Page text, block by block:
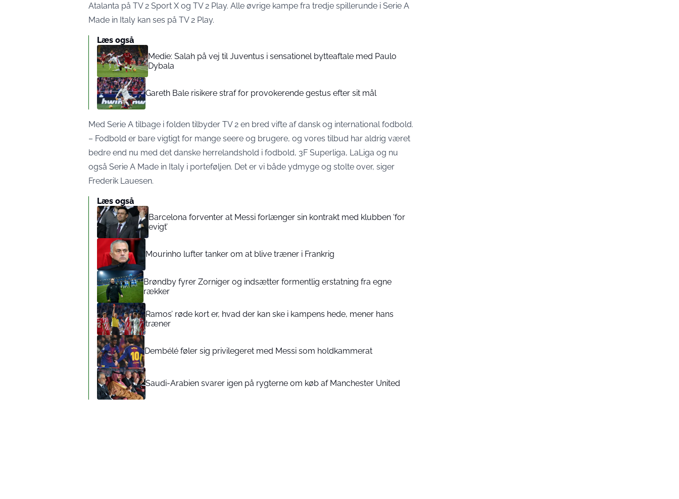
Atalanta på TV 2 Sport X og TV 2 Play. Alle øvrige kampe fra tredje spillerunde i Serie A
Made in Italy kan ses på TV 2 Play.
Læs også
Medie: Salah på vej til Juventus i sensationel bytteaftale med Paulo
Dybala
Gareth Bale risikere straf for provokerende gestus efter sit mål
Med Serie A tilbage i folden tilbyder TV 2 en bred vifte af dansk og international fodbold.
– Fodbold er bare vigtigt for mange seere og brugere, og vores tilbud har aldrig været
bedre end nu med det danske herrelandshold i fodbold, 3F Superliga, LaLiga og nu
også Serie A Made in Italy i porteføljen. Det er vi både ydmyge og stolte over, siger
Frederik Lauesen.
Læs også
Barcelona forventer at Messi forlænger sin kontrakt med klubben ‘for
evigt’
Mourinho lufter tanker om at blive træner i Frankrig
Brøndby fyrer Zorniger og indsætter formentlig erstatning fra egne
rækker
Ramos’ røde kort er, hvad der kan ske i kampens hede, mener hans
træner
Dembélé føler sig privilegeret med Messi som holdkammerat
Saudi-Arabien svarer igen på rygterne om køb af Manchester United